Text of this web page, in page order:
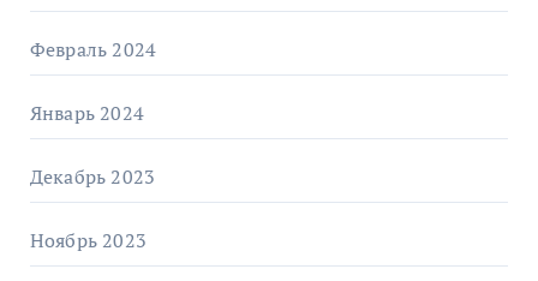
Февраль 2024
Январь 2024
Декабрь 2023
Ноябрь 2023